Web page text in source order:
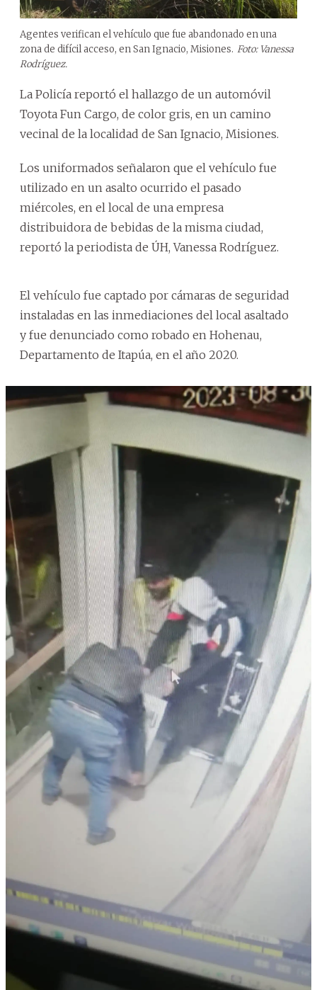
Agentes verifican el vehículo que fue abandonado en una
zona de difícil acceso, en San Ignacio, Misiones. Foto: Vanessa
Rodríguez.
La Policía reportó el hallazgo de un automóvil
Toyota Fun Cargo, de color gris, en un camino
vecinal de la localidad de San Ignacio, Misiones.
Los uniformados señalaron que el vehículo fue
utilizado en un asalto ocurrido el pasado
miércoles, en el local de una empresa
distribuidora de bebidas de la misma ciudad,
reportó la periodista de ÚH, Vanessa Rodríguez.
El vehículo fue captado por cámaras de seguridad
instaladas en las inmediaciones del local asaltado
y fue denunciado como robado en Hohenau,
Departamento de Itapúa, en el año 2020.